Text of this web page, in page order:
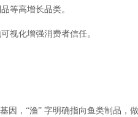
等高增长品类。
视化增强消费者信任。
因，“渔” 字明确指向鱼类制品